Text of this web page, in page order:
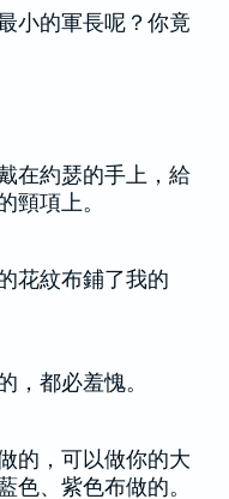
小的軍長呢？你竟
在約瑟的手上，給
頸項上。
花紋布鋪了我的
，都必羞愧。
的，可以做你的大
色、紫色布做的。